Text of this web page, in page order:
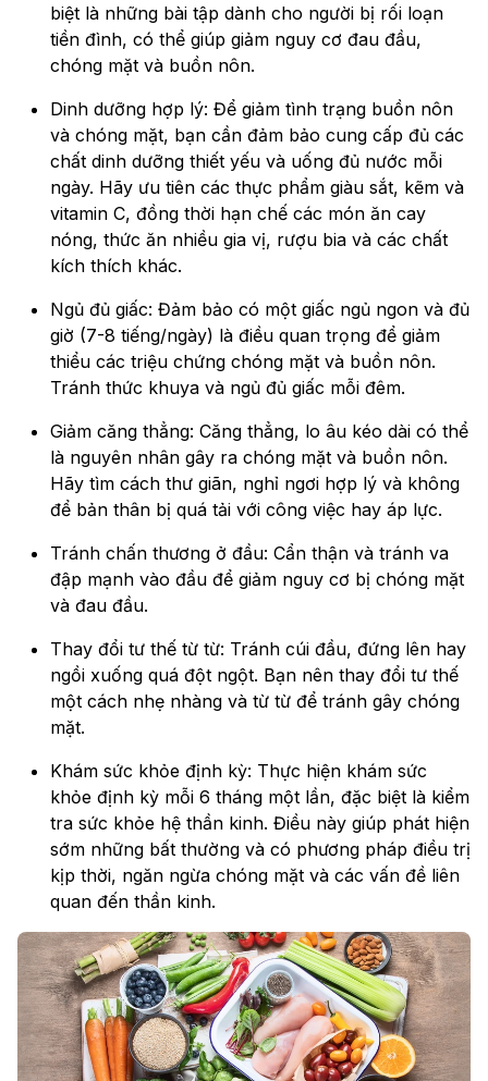
biệt là những bài tập dành cho người bị rối loạn
tiền đình, có thể giúp giảm nguy cơ đau đầu,
chóng mặt và buồn nôn.
Dinh dưỡng hợp lý: Để giảm tình trạng buồn nôn
và chóng mặt, bạn cần đảm bảo cung cấp đủ các
chất dinh dưỡng thiết yếu và uống đủ nước mỗi
ngày. Hãy ưu tiên các thực phẩm giàu sắt, kẽm và
vitamin C, đồng thời hạn chế các món ăn cay
nóng, thức ăn nhiều gia vị, rượu bia và các chất
kích thích khác.
Ngủ đủ giấc: Đảm bảo có một giấc ngủ ngon và đủ
giờ (7-8 tiếng/ngày) là điều quan trọng để giảm
thiểu các triệu chứng chóng mặt và buồn nôn.
Tránh thức khuya và ngủ đủ giấc mỗi đêm.
Giảm căng thẳng: Căng thẳng, lo âu kéo dài có thể
là nguyên nhân gây ra chóng mặt và buồn nôn.
Hãy tìm cách thư giãn, nghỉ ngơi hợp lý và không
để bản thân bị quá tải với công việc hay áp lực.
Tránh chấn thương ở đầu: Cẩn thận và tránh va
đập mạnh vào đầu để giảm nguy cơ bị chóng mặt
và đau đầu.
Thay đổi tư thế từ từ: Tránh cúi đầu, đứng lên hay
ngồi xuống quá đột ngột. Bạn nên thay đổi tư thế
một cách nhẹ nhàng và từ từ để tránh gây chóng
mặt.
Khám sức khỏe định kỳ: Thực hiện khám sức
khỏe định kỳ mỗi 6 tháng một lần, đặc biệt là kiểm
tra sức khỏe hệ thần kinh. Điều này giúp phát hiện
sớm những bất thường và có phương pháp điều trị
kịp thời, ngăn ngừa chóng mặt và các vấn đề liên
quan đến thần kinh.